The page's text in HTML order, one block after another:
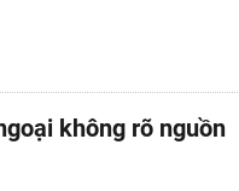
không rõ nguồn